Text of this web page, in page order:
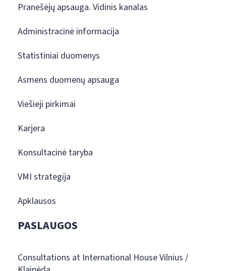
Pranešėjų apsauga. Vidinis kanalas
Administracinė informacija
Statistiniai duomenys
Asmens duomenų apsauga
Viešieji pirkimai
Karjera
Konsultacinė taryba
VMI strategija
Apklausos
PASLAUGOS
Consultations at International House Vilnius /